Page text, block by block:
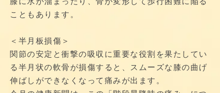
こともあります。
＜半月板損傷＞
関節の安定と衝撃の吸収に重要な役割を果たしてい
る半月状の軟骨が損傷すると、スムーズな膝の曲げ
伸ばしができなくなって痛みが出ます。